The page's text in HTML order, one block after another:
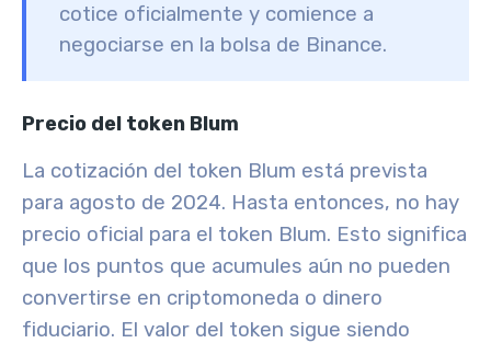
cotice oficialmente y comience a
negociarse en la bolsa de Binance.
Precio del token Blum
La cotización del token Blum está prevista
para agosto de 2024. Hasta entonces, no hay
precio oficial para el token Blum. Esto significa
que los puntos que acumules aún no pueden
convertirse en criptomoneda o dinero
fiduciario. El valor del token sigue siendo